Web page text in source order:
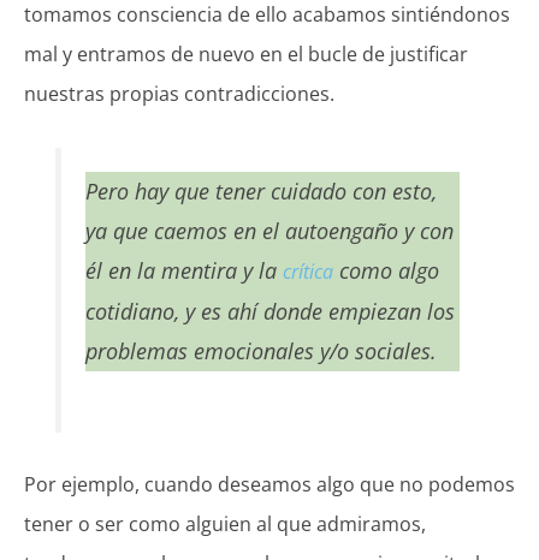
tomamos consciencia de ello acabamos sintiéndonos
mal y entramos de nuevo en el bucle de justificar
nuestras propias contradicciones.
Pero hay que tener cuidado con esto,
ya que caemos en el autoengaño y con
él en la mentira y la crítica como algo
cotidiano, y es ahí donde empiezan los
problemas emocionales y/o sociales.
Por ejemplo, cuando deseamos algo que no podemos
tener o ser como alguien al que admiramos,